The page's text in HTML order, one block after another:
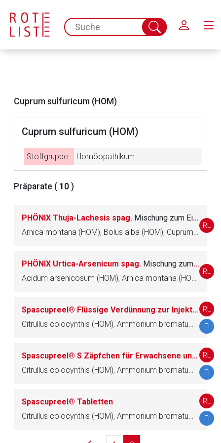
spc.search.input.placeholder
Suche
abschicken
Cuprum sulfuricum (HOM)
Cuprum sulfuricum (HOM)
Stoffgruppe Homöopathikum
Präparate ( 10 )
PHÖNIX Thuja-Lachesis spag. Mischung zum Einnehmen
Arnica montana (HOM), Bolus alba (HOM), Cuprum sulfuricum (HOM), Dryopteris (HOM), Echinacea angustifolia (HOM), Hydrargyrum bichloratum (HOM), Iodum (HOM), Lachesis (HOM), Stibium sulfuratum nigrum (HOM), Thuja occidentalis (HOM), Verbena officinalis (HOM), Zincum metallicum (HOM)
RL
PHÖNIX Urtica-Arsenicum spag. Mischung zum Einnehmen
Acidum arsenicosum (HOM), Arnica montana (HOM), Aurum chloratum (HOM), Bolus alba (HOM), Camphora (HOM), Cuprum sulfuricum (HOM), Digitalis purpurea (HOM), Dryopteris (HOM), Euspongia officinalis (HOM), Filipendula ulmaria (HOM), Hydrargyrum bichloratum (HOM), Hypericum perforatum (HOM), Juniperus communis (HOM), Kalium nitricum (HOM), Orthosiphon (HOM), Solidago virgaurea (HOM), Stibium sulfuratum nigrum (HOM), Kalium tartaricum (HOM), Urtica (HOM), Zincum metallicum (HOM)
RL
Spascupreel® Flüssige Verdünnung zur Injektion für Erwachsene und Kinder ab 2 Jahren
Citrullus colocynthis (HOM), Ammonium bromatum (HOM), Atropinum sulfuricum (HOM), Veratrum album (HOM), Gelsemium sempervirens (HOM), Amanita muscaria (HOM), Chamomilla recutita (HOM), Cuprum sulfuricum (HOM), Aconitum napellus (HOM), Magnesium phosphoricum (HOM), Passiflora incarnata (HOM)
RL
FI
Spascupreel® S Zäpfchen für Erwachsene und Kinder ab 6 Jahren
Citrullus colocynthis (HOM), Ammonium bromatum (HOM), Atropinum sulfuricum (HOM), Veratrum album (HOM), Magnesium phosphoricum (HOM), Gelsemium sempervirens (HOM), Passiflora incarnata (HOM), Chamomilla recutita (HOM), Cuprum sulfuricum (HOM), Amanita muscaria (HOM), Aconitum napellus (HOM)
RL
FI
Spascupreel® Tabletten
Citrullus colocynthis (HOM), Ammonium bromatum (HOM), Atropinum sulfuricum (HOM), Veratrum album (HOM), Magnesium phosphoricum (HOM), Gelsemium sempervirens (HOM), Amanita muscaria (HOM), Chamomilla recutita (HOM), Cuprum sulfuricum (HOM), Aconitum napellus (HOM), Passiflora incarnata (HOM)
RL
FI
Aufruf einer externen Seite
Seite. Für die Inhalte der externen Web-Seite ist deren
Betreiber verantwortlich. Ebenso gelten dort ggf. andere
Zurück zur rote-liste.de Zur Seite